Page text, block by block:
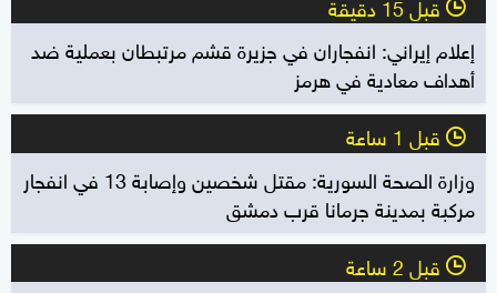
l
إعلام إيراني: انفجاران في جزيرة قشم مرتبطان بعملية ضد
أهداف معادية في هرمز
l قبل 1 ساعة
وزارة الصحة السورية: مقتل شخصين وإصابة 13 في انفجار
مركبة بمدينة جرمانا قرب دمشق
l قبل 2 ساعة